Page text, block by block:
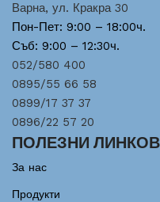
Варна, ул. Кракра 30
Пон-Пет: 9:00 – 18:00ч.
Съб: 9:00 – 12:30ч.
052/580 400
0895/55 66 58
0899/17 37 37
0896/22 57 20
ПОЛЕЗНИ
За нас
Продукти